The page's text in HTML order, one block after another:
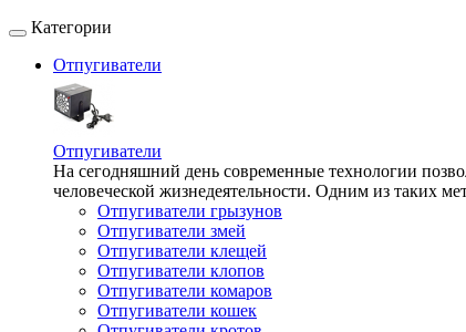
Категории
Отпугиватели
Отпугиватели
На сегодняшний день современные технологии
человеческой жизнедеятельности. Одним из таких
Отпугиватели грызунов
Отпугиватели змей
Отпугиватели клещей
Отпугиватели клопов
Отпугиватели комаров
Отпугиватели кошек